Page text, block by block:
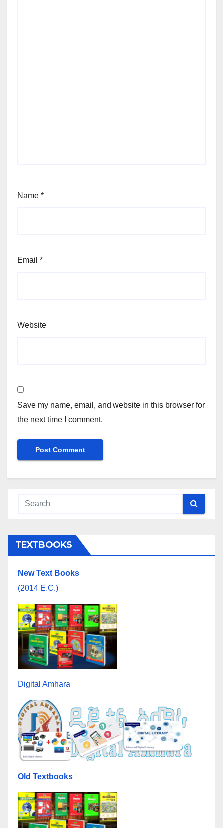
Name *
Email *
Website
Save my name, email, and website in this browser for
the next time I comment.
TEXTBOOKS
New Text Books
(2014 E.C.)
Digital Amhara
Old Textbooks